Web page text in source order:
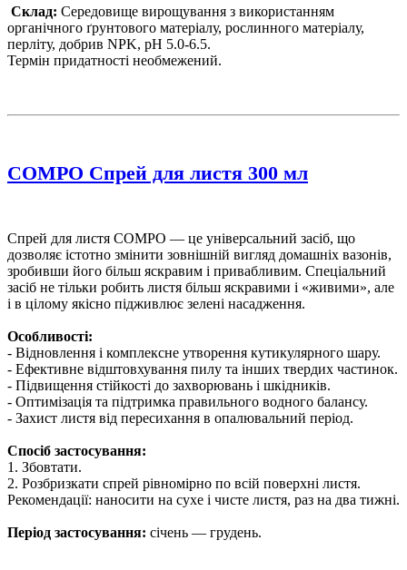
Склад: Середовище вирощування з використанням
органічного ґрунтового матеріалу, рослинного матеріалу,
перліту, добрив NPK, pH 5.0-6.5.
Термін придатності необмежений.
COMPO Спрей для листя 300 мл
Спрей для листя COMPO — це універсальний засіб, що
дозволяє істотно змінити зовнішній вигляд домашніх вазонів,
зробивши його більш яскравим і привабливим. Спеціальний
засіб не тільки робить листя більш яскравими і «живими», але
і в цілому якісно підживлює зелені насадження.
Особливості:
- Відновлення і комплексне утворення кутикулярного шару.
- Ефективне відштовхування пилу та інших твердих частинок.
- Підвищення стійкості до захворювань і шкідників.
- Оптимізація та підтримка правильного водного балансу.
- Захист листя від пересихання в опалювальний період.
Спосіб застосування:
1. Збовтати.
2. Розбризкати спрей рівномірно по всій поверхні листя.
Рекомендації: наносити на сухе і чисте листя, раз на два тижні.
Період застосування: січень — грудень.